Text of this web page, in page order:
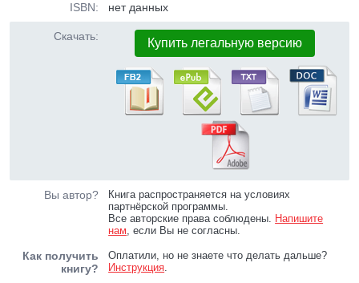
ISBN: нет данных
Скачать: Купить легальную версию
Вы автор?
Книга распространяется на условиях
партнёрской программы.
Все авторские права соблюдены. Напишите
нам, если Вы не согласны.
Как получить
книгу?
Оплатили, но не знаете что делать дальше?
Инструкция.